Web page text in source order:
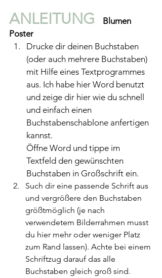
ANLEITUNG
Blumen
Poster
Drucke dir deinen Buchstaben
(oder auch mehrere Buchstaben)
mit Hilfe eines Textprogrammes
aus. Ich habe hier Word benutzt
und zeige dir hier wie du schnell
und einfach einen
Buchstabenschablone anfertigen
kannst.
Öffne Word und tippe im
Textfeld den gewünschten
Buchstaben in Großschrift ein.
Such dir eine passende Schrift aus
und vergrößere den Buchstaben
größtmöglich (je nach
verwendetem Bilderrahmen musst
du hier mehr oder weniger Platz
zum Rand lassen). Achte bei einem
Schriftzug darauf das alle
Buchstaben gleich groß sind.